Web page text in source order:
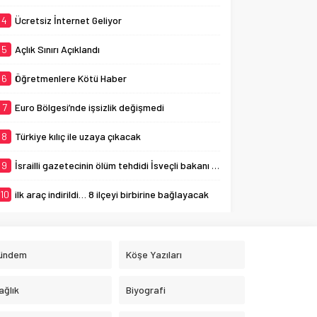
4 Ücretsiz İnternet Geliyor
5 Açlık Sınırı Açıklandı
6 Öğretmenlere Kötü Haber
7 Euro Bölgesi’nde işsizlik değişmedi
8 Türkiye kılıç ile uzaya çıkacak
9 İsrailli gazetecinin ölüm tehdidi İsveçli bakanı ağlattı
10 ilk araç indirildi… 8 ilçeyi birbirine bağlayacak
Köşe Yazıları
Biyografi